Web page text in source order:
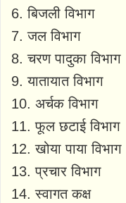
6. बिजली विभाग
7. जल विभाग
8. चरण पादुका विभाग
9. यातायात विभाग
10. अर्चक विभाग
11. फूल छटाई विभाग
12. खोया पाया विभाग
13. प्रचार विभाग
14. स्वागत कक्ष